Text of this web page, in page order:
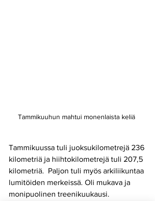
Tammikuuhun mahtui monenlaista keliä
Tammikuussa tuli juoksukilometrejä 236
kilometriä ja hiihtokilometrejä tuli 207,5
kilometriä.  Paljon tuli myös arkiliikuntaa
lumitöiden merkeissä. Oli mukava ja
monipuolinen treenikuukausi.